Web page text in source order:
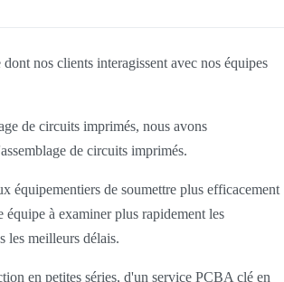
nos clients interagissent avec nos équipes
de circuits imprimés, nous avons
de circuits imprimés.
équipementiers de soumettre plus efficacement
équipe à examiner plus rapidement les
les meilleurs délais.
en petites séries, d'un service PCBA clé en